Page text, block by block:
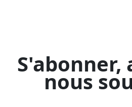
S'abonner,
nous